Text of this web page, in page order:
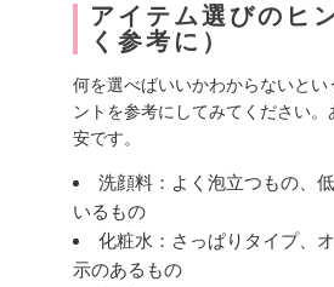
アイテム選びのヒ
く参考に）
何を選べばいいかわからないとい
ントを参考にしてみてください。
安です。
洗顔料：よく泡立つもの、
いるもの
化粧水：さっぱりタイプ、
示のあるもの